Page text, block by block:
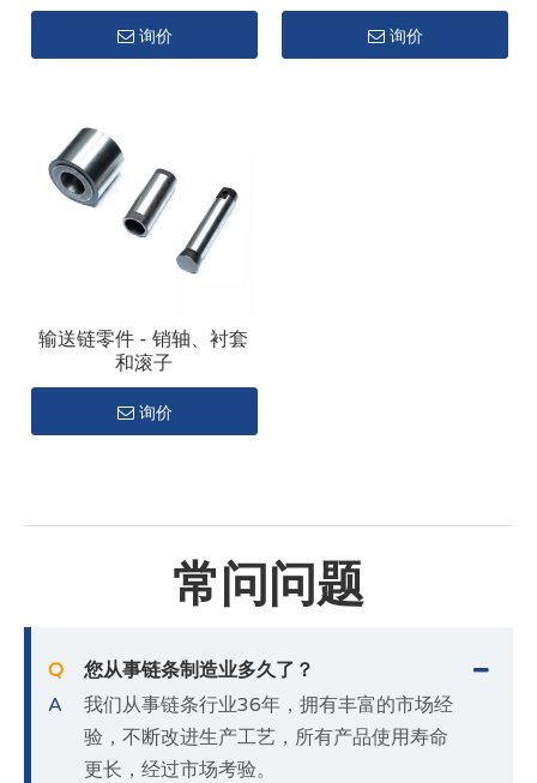
询价 询价
输送链零件 - 销轴、衬套
和滚子
询价
常问问题
Q
您从事链条制造业多久了？
A
我们从事链条行业36年，拥有丰富的市场经
验，不断改进生产工艺，所有产品使用寿命
更长，经过市场考验。